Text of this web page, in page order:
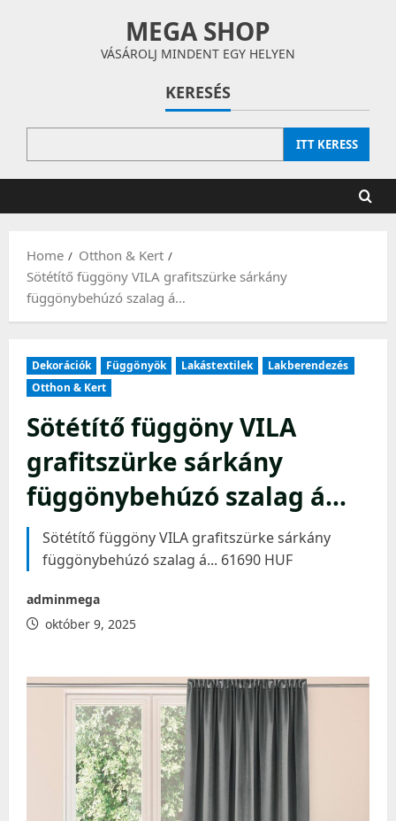
MEGA SHOP
VÁSÁROLJ MINDENT EGY HELYEN
KERESÉS
ITT KERESS
Home
Otthon & Kert
Sötétítő függöny VILA grafitszürke sárkány
függönybehúzó szalag á…
Dekorációk Függönyök Lakástextilek
Lakberendezés
Otthon & Kert
Sötétítő függöny VILA
grafitszürke sárkány
függönybehúzó szalag á…
Sötétítő függöny VILA grafitszürke sárkány
függönybehúzó szalag á... 61690 HUF
adminmega
október 9, 2025